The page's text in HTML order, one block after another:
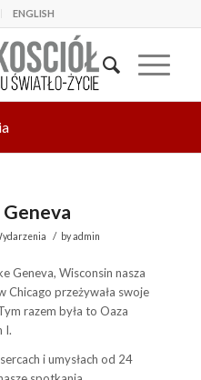
ENGLISH
/ byadmin
Geneva, Wisconsin nasza
Chicago przeżywała swoje
razem była to Oaza
I.
i umysłach od 24